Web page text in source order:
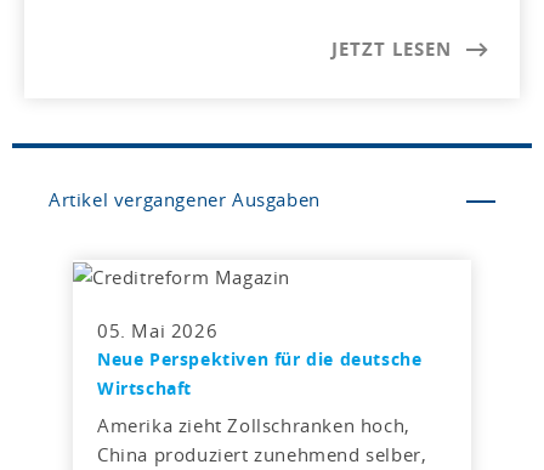
JETZT LESEN
Artikel vergangener Ausgaben
05. Mai 2026
Neue Perspektiven für die deutsche
Wirtschaft
Amerika zieht Zollschranken hoch,
China produziert zunehmend selber,